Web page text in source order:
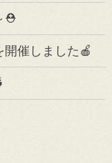
⛑️
催しました🍎